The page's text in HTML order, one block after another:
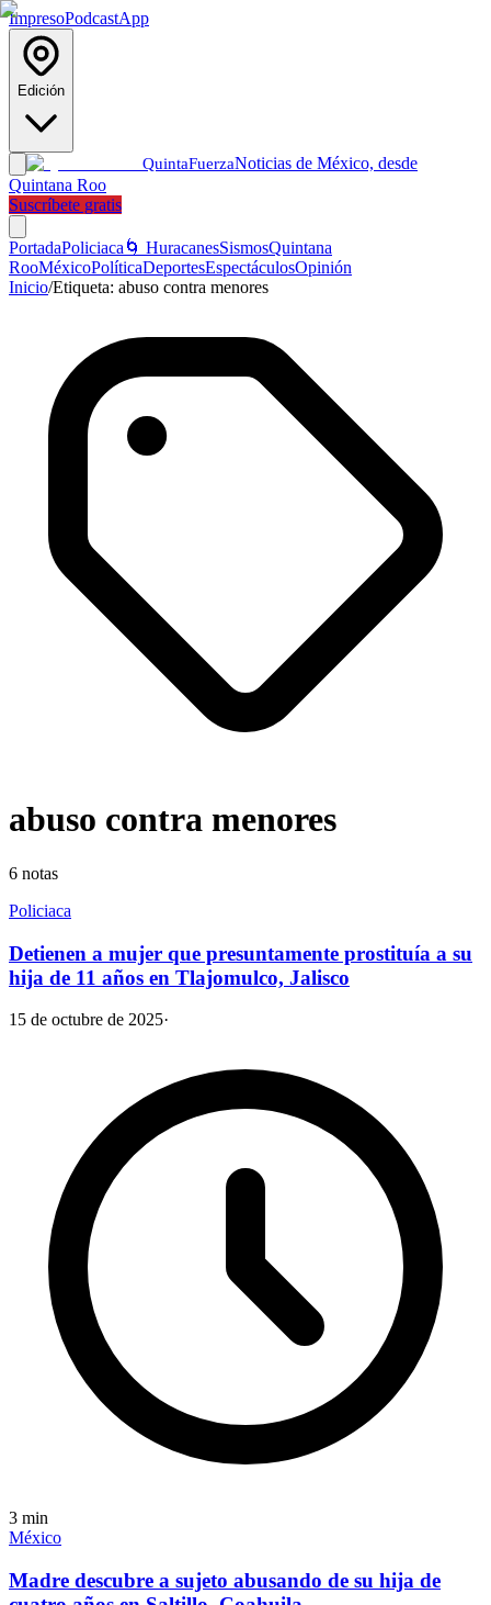
ImpresoPodcastApp
Edición
QuintaFuerzaNoticias de México, desde
Quintana Roo
Suscríbete gratis
PortadaPoliciaca 🌀 HuracanesSismosQuintana
RooMéxicoPolíticaDeportesEspectáculosOpinión
Inicio/Etiqueta: abuso contra menores
abuso contra menores
6 notas
Policiaca
Detienen a mujer que presuntamente prostituía a su
hija de 11 años en Tlajomulco, Jalisco
15 de octubre de 2025·
3 min
México
Madre descubre a sujeto abusando de su hija de